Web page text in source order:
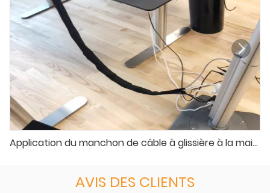
Application du manchon de câble à glissière à la maison
AVIS DES CLIENTS